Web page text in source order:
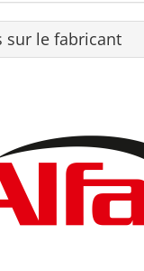
sur le fabricant